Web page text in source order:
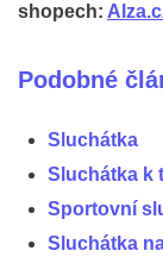
shopech:
Podobné
Sluchátka
Sluchátka k
Sportovní
Sluchátka